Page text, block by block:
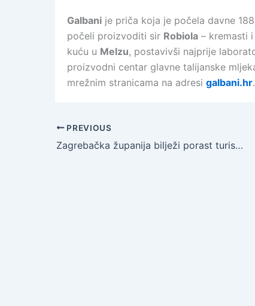
Galbani je priča koja je počela davne
počeli proizvoditi sir Robiola – kremasti
kuću u Melzu, postavivši najprije
proizvodni centar glavne talijanske
mrežnim stranicama na adresi galbani.hr.
PREVIOUS
Zagrebačka županija bilježi porast turističkih dolazaka od 14 posto u odnosu na 2018. godinu